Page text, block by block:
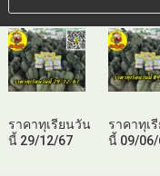
ราคาทุเรียนวัน
นี้ 29/12/67
ราคาทุเ
นี้ 09/06/